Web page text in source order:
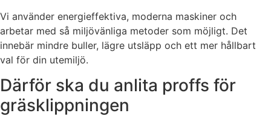
Vi använder energieffektiva, moderna maskiner och
arbetar med så miljövänliga metoder som möjligt. Det
innebär mindre buller, lägre utsläpp och ett mer hållbart
val för din utemiljö.
Därför ska du anlita proffs för
gräsklippningen